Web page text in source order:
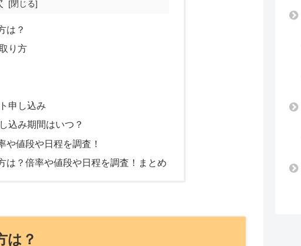
は？
り方
申し込み
込み期間はいつ？
や値段や日程を調査！
は？倍率や値段や日程を調査！まとめ
は？